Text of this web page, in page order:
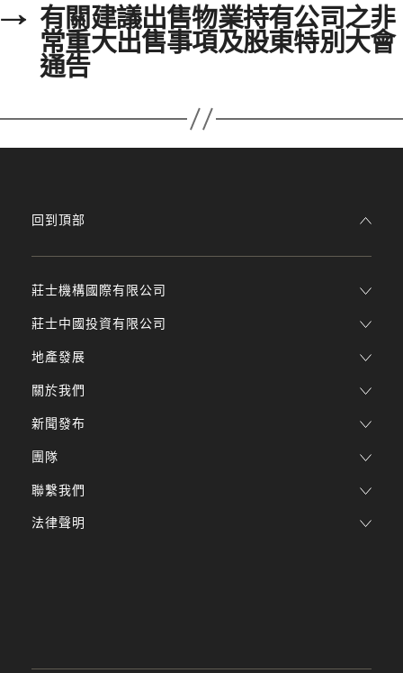
→ 有關建議出售物業持有公司之非
常重大出售事項及股東特別大會
通告
莊士機構國際有限公司
莊士中國投資有限公司
地產發展
關於我們
新聞發布
團隊
回到頂部
聯繫我們
法律聲明